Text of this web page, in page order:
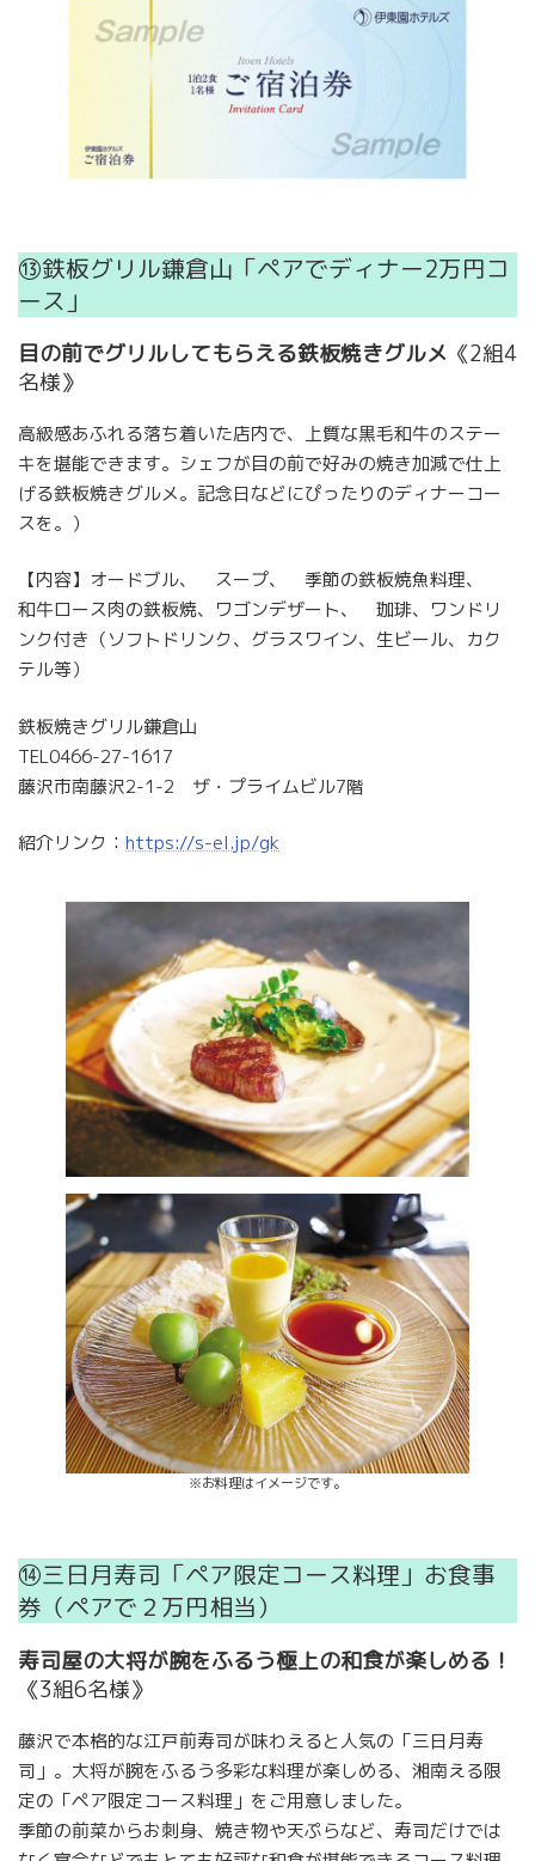
⑬鉄板グリル鎌倉山「ペアでディナー2万円コ
ース」
目の前でグリルしてもらえる鉄板焼きグルメ 《2組4
名様》
高級感あふれる落ち着いた店内で、上質な黒毛和牛のステー
キを堪能できます。シェフが目の前で好みの焼き加減で仕上
げる鉄板焼きグルメ。記念日などにぴったりのディナーコー
スを。）
【内容】オードブル、 スープ、 季節の鉄板焼魚料理、
和牛ロース肉の鉄板焼、ワゴンデザート、 珈琲、ワンドリ
ンク付き（ソフトドリンク、グラスワイン、生ビール、カク
テル等）
鉄板焼きグリル鎌倉山
TEL0466-27-1617
藤沢市南藤沢2-1-2 ザ・プライムビル7階
紹介リンク： https://s-el.jp/gk
※お料理はイメージです。
⑭三日月寿司「ペア限定コース料理」お食事
券（ペアで２万円相当）
寿司屋の大将が腕をふるう極上の和食が楽しめる！
《3組6名様》
藤沢で本格的な江戸前寿司が味わえると人気の「三日月寿
司」。大将が腕をふるう多彩な料理が楽しめる、湘南える限
定の「ペア限定コース料理」をご用意しました。
季節の前菜からお刺身、焼き物や天ぷらなど、寿司だけでは